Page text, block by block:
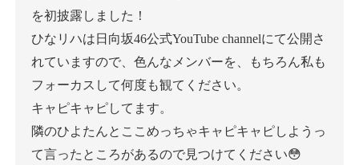
を初披露しました！
ひなリハは日向坂46公式YouTube channelにて公開さ
れていますので、色んなメンバーを、もちろん私も
フォーカスして何度も観てください。
キャピキャピしてます。
隣のひよたんとここめっちゃキャピキャピしようっ
て言ったところがあるので見つけてください😳